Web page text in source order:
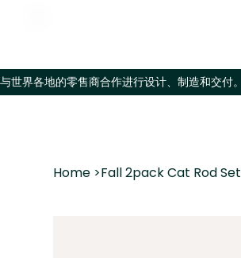
Home >Fall 2pack Cat Rod Set